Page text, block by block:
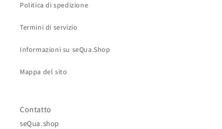
Politica di spedizione
Termini di servizio
Informazioni su seQua.Shop
Mappa del sito
Contatto
seQua.shop